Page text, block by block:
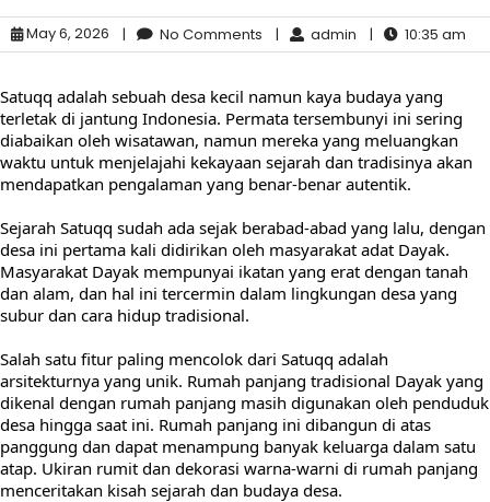
May 6, 2026 | No Comments | admin | 10:35 am
Satuqq adalah sebuah desa kecil namun kaya budaya yang
terletak di jantung Indonesia. Permata tersembunyi ini sering
diabaikan oleh wisatawan, namun mereka yang meluangkan
waktu untuk menjelajahi kekayaan sejarah dan tradisinya akan
mendapatkan pengalaman yang benar-benar autentik.
Sejarah Satuqq sudah ada sejak berabad-abad yang lalu, dengan
desa ini pertama kali didirikan oleh masyarakat adat Dayak.
Masyarakat Dayak mempunyai ikatan yang erat dengan tanah
dan alam, dan hal ini tercermin dalam lingkungan desa yang
subur dan cara hidup tradisional.
Salah satu fitur paling mencolok dari Satuqq adalah
arsitekturnya yang unik. Rumah panjang tradisional Dayak yang
dikenal dengan rumah panjang masih digunakan oleh penduduk
desa hingga saat ini. Rumah panjang ini dibangun di atas
panggung dan dapat menampung banyak keluarga dalam satu
atap. Ukiran rumit dan dekorasi warna-warni di rumah panjang
menceritakan kisah sejarah dan budaya desa.